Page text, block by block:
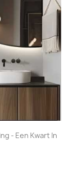
- Een Kwart In